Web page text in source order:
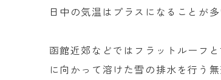
日中の気温はプラスになることが
函館近郊などではフラットルーフ
に向かって溶けた雪の排水を行う